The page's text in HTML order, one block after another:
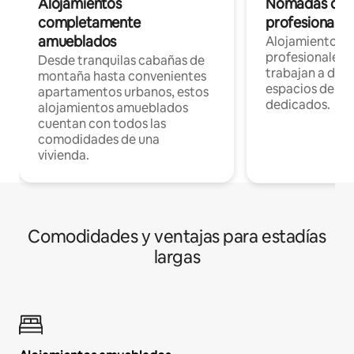
completamente
amueblados
Desde tranquilas cabañas de
montaña hasta convenientes
apartamentos urbanos, estos
alojamientos amueblados
cuentan con todos las
comodidades de una
vivienda.
Alojamientos
profesionales
trabajan a
espacios de
dedicados.
Comodidades y ventajas para estadías
largas